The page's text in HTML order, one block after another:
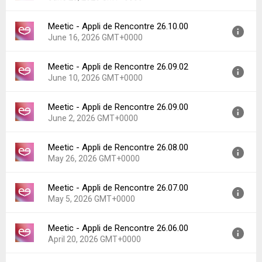
Downloads:
14
Version:
26.10.01
Uploaded:
June 25, 2026 at 5:59PM GMT+0000
Downloads:
13
Meetic - Appli de Rencontre 26.10.00
June 16, 2026 GMT+0000
Version:
26.10.00
Uploaded:
June 16, 2026 at 4:11PM GMT+0000
Downloads:
9
Meetic - Appli de Rencontre 26.09.02
June 10, 2026 GMT+0000
Version:
26.09.02
Uploaded:
June 10, 2026 at 1:41PM GMT+0000
Downloads:
6
Meetic - Appli de Rencontre 26.09.00
June 2, 2026 GMT+0000
Version:
26.09.00
Uploaded:
June 2, 2026 at 2:58PM GMT+0000
Downloads:
17
Meetic - Appli de Rencontre 26.08.00
May 26, 2026 GMT+0000
Version:
26.08.00
Uploaded:
May 26, 2026 at 4:14PM GMT+0000
Downloads:
12
Meetic - Appli de Rencontre 26.07.00
May 5, 2026 GMT+0000
Version:
26.07.00
Uploaded:
May 5, 2026 at 9:48PM GMT+0000
Meetic - Appli de Rencontre 26.06.00
April 20, 2026 GMT+0000